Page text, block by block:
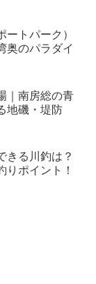
トパーク）
奥のパラダイ
｜南房総の青
地磯・堤防
きる川釣は？
りポイント！